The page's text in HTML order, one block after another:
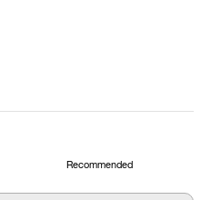
Recommended